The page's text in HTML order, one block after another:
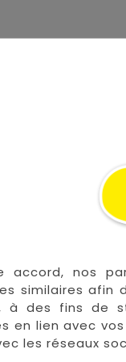
accord, nos
similaires afin
à des fins de
en lien avec
les réseaux
au chaud.
Esmee taille
l'absence
les plus